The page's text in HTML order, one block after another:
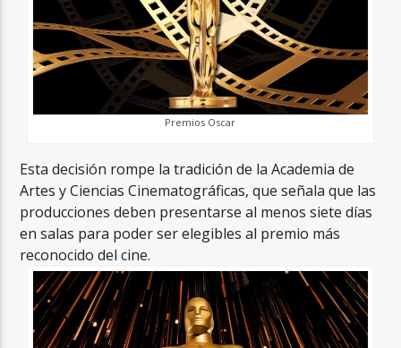
Premios Oscar
Esta decisión rompe la tradición de la Academia de
Artes y Ciencias Cinematográficas, que señala que las
producciones deben presentarse al menos siete días
en salas para poder ser elegibles al premio más
reconocido del cine.